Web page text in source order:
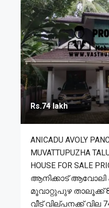
Rs.74 lakh
ANICADU AVOLY
MUVATTUPUZHA
HOUSE FOR SALE
ആനിക്കാട്
മൂവാറ്റുപുഴ താലൂക്ക്
വീട് വില്പനക്ക് വില